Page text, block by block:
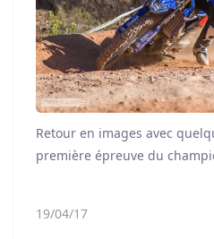
Retour en images avec
première épreuve du
19/04/17